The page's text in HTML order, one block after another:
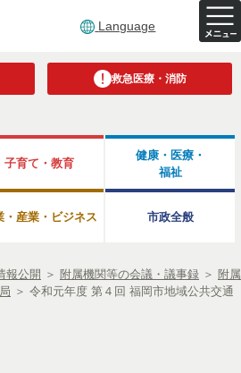
Language
救急医療・消防
子育て・教育
健康・医療・
福祉
・産業・ビジネス 市政全般
報公開 ＞ 附属機関等の会議・議事録 ＞ 附属
＞ 令和元年度 第４回 福岡市地域公共交通